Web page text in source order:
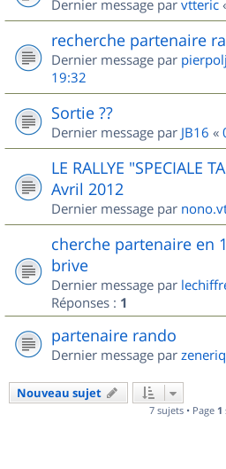
Dernier message par vtteric
recherche partenaire
Dernier message par
19:32
Sortie ??
Dernier message par JB16 «
LE RALLYE "SPECIALE
Avril 2012
Dernier message par
cherche partenaire en
brive
Dernier message par
Réponses : 1
partenaire rando
Dernier message par
Nouveau sujet
7 sujets • Page 1